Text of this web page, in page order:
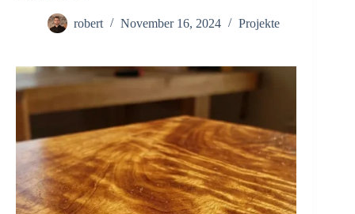
robert November 16, 2024 Projekte